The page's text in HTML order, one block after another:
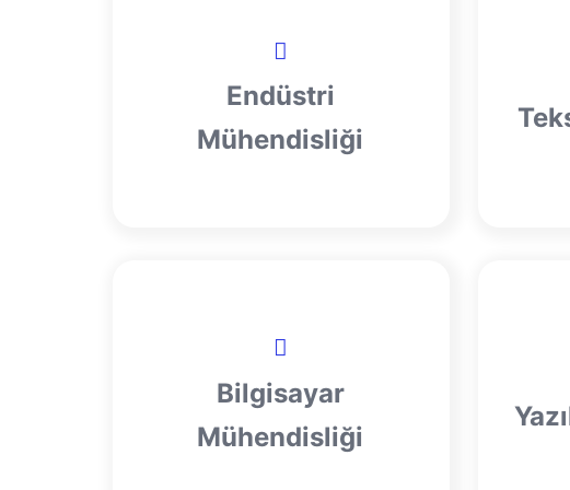
Endüstri
Mühendisliği
Bilgisayar
Mühendisliği